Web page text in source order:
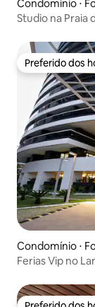
Condomínio ⋅
Preferido dos
Preferido dos
Condomínio ⋅
Ferias Vip no